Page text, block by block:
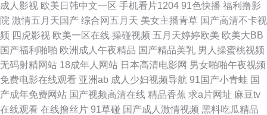
院 麻豆传媒吴梦梦 日韩淫淫色色网 亚洲成人在线h 91国产色情 大香蕉精品
伊人 狼人香蕉av 视频在线91 91wz 超碰照片97导航 激情综合影院 欧美A√
深夜av 伊人久久超碰 99色视频 福利网导航 老湿机福利影院 三级久久片久久
草 91超碰在线长腿 超碰91人人操 国产精品韩日 久草在线看喷水 欧美色图
成人影视 欧美日韩中文一区 手机看片1204 91色快播 福利撸影
院 激情五月天国产 综合网五月天 美女主播青草 国产高清不卡视
频 四虎影视 欧美一区在线 操碰视频 五月天婷婷欧美 欧美大BB
国产福利啪啪 欧洲成人午夜精品 国产精品美乳 男人操蜜桃视频
无码射精网站 18成年人网站 日本高清电影网 男女啪啪午夜视频
免费电影在线观看 亚洲ab 成人少妇视频导航 91国产小青蛙 国
产成年免费网站 国产视频高清在线 精品香蕉 求a片网址 麻豆tv
在线观看 在线撸丝片 91草碰 国产成人激情视频 黑料吃瓜精品